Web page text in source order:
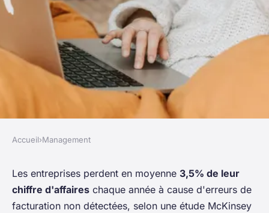
MANAGEMENT
Optimisez le contrôle de vos
factures fournisseurs avec l'ia
Accueil›Management
Les entreprises perdent en moyenne 3,5% de leur
chiffre d'affaires chaque année à cause d'erreurs de
facturation non détectées, selon une étude McKinsey